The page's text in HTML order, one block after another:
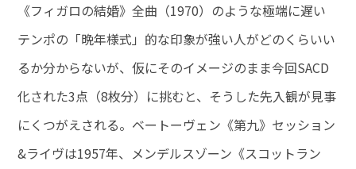
《フィガロの結婚》全曲（1970）のような極端に遅い
テンポの「晩年様式」的な印象が強い人がどのくらいい
るか分からないが、仮にそのイメージのまま今回SACD
化された3点（8枚分）に挑むと、そうした先入観が見事
にくつがえされる。ベートーヴェン《第九》セッション
&ライヴは1957年、メンデルスゾーン《スコットラン